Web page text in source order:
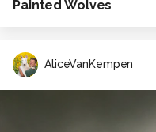
Painted Wolves
AliceVanKempen